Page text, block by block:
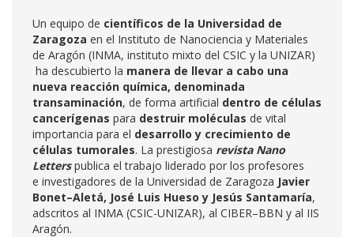
Un equipo de científicos de la Universidad de
Zaragoza en el Instituto de Nanociencia y Materiales
de Aragón (INMA, instituto mixto del CSIC y la UNIZAR)
ha descubierto la manera de llevar a cabo una
nueva reacción química, denominada
transaminación, de forma artificial dentro de células
cancerígenas para destruir moléculas de vital
importancia para el desarrollo y crecimiento de
células tumorales. La prestigiosa revista Nano
Letterspublica el trabajo liderado por los profesores
e investigadores de la Universidad de Zaragoza Javier
Bonet–Aletá, José Luis Hueso y Jesús Santamaría,
adscritos al INMA (CSIC-UNIZAR), al CIBER–BBN y al IIS
Aragón.